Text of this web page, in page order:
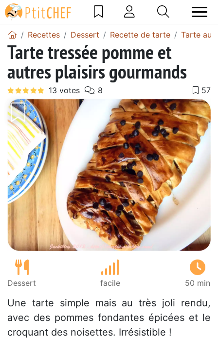
Recettes Dessert Recette de tarte Tarte
Tarte tressée pomme et
autres plaisirs gourmands
Dessert facile 50 min
Une tarte simple mais au très joli rendu,
avec des pommes fondantes épicées et le
croquant des noisettes. Irrésistible !